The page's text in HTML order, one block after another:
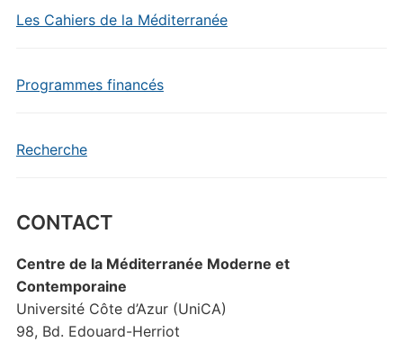
Les Cahiers de la Méditerranée
Programmes financés
Recherche
CONTACT
Centre de la Méditerranée Moderne et
Contemporaine
Université Côte d’Azur (UniCA)
98, Bd. Edouard-Herriot